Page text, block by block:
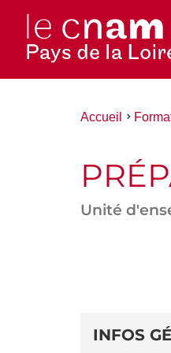
Vous
Accueil
Unité
DE
INFOS